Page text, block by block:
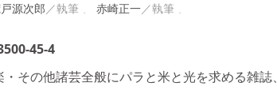
源次郎
赤崎正一
45-4
その他諸芸全般にパラと米と光を求める雑誌、